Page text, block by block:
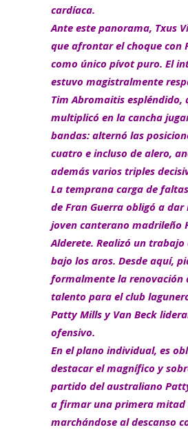
cardíaca.
Ante este panorama, Txus
que afrontar el choque con
como único pívot puro. El
estuvo magistralmente
Tim Abromaitis espléndido,
multiplicó en la cancha
bandas: alternó las
cuatro e incluso de alero,
además varios triples
La temprana carga de
de Fran Guerra obligó a
joven canterano madrileño
Alderete. Realizó un
bajo los aros. Desde aquí,
formalmente la renovación
talento para el club
Patty Mills y Van Beck
ofensivo.
En el plano individual, es
destacar el magnífico y
partido del australiano
a firmar una primera mitad
marchándose al descanso